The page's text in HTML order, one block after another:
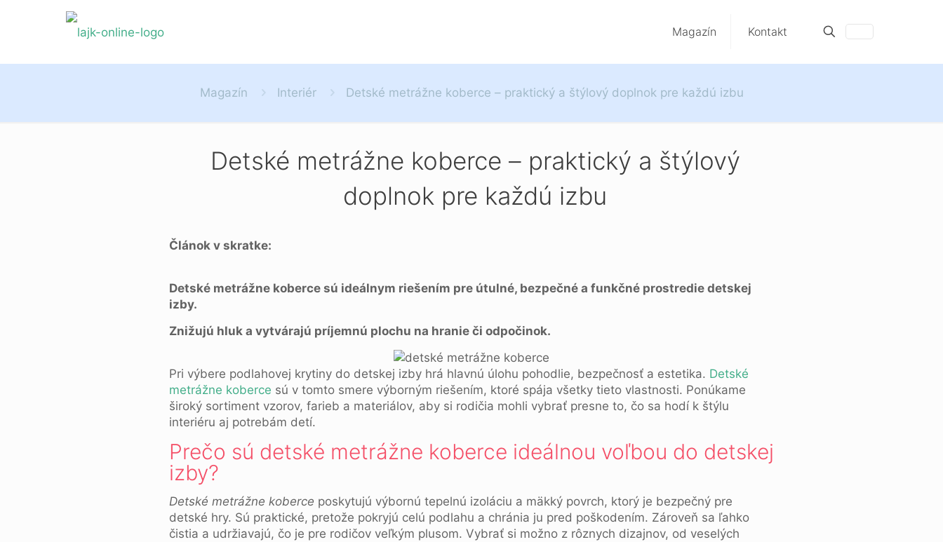
Magazín Kontakt
Magazín Interiér Detské metrážne koberce – praktický a štýlový doplnok pre každú izbu
Detské metrážne koberce – praktický a štýlový
doplnok pre každú izbu
Článok v skratke:
Detské metrážne koberce sú ideálnym riešením pre útulné, bezpečné a funkčné prostredie detskej
izby.
Znižujú hluk a vytvárajú príjemnú plochu na hranie či odpočinok.
Pri výbere podlahovej krytiny do detskej izby hrá hlavnú úlohu pohodlie, bezpečnosť a estetika. Detské
metrážne koberce sú v tomto smere výborným riešením, ktoré spája všetky tieto vlastnosti. Ponúkame
široký sortiment vzorov, farieb a materiálov, aby si rodičia mohli vybrať presne to, čo sa hodí k štýlu
interiéru aj potrebám detí.
Prečo sú detské metrážne koberce ideálnou voľbou do detskej
izby?
Detské metrážne koberce poskytujú výbornú tepelnú izoláciu a mäkký povrch, ktorý je bezpečný pre
detské hry. Sú praktické, pretože pokryjú celú podlahu a chránia ju pred poškodením. Zároveň sa ľahko
čistia a udržiavajú, čo je pre rodičov veľkým plusom. Vybrať si možno z rôznych dizajnov, od veselých